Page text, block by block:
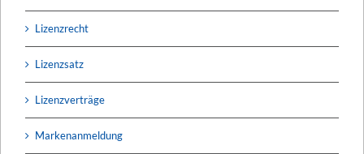
Lizenzrecht
Lizenzsatz
Lizenzverträge
Markenanmeldung